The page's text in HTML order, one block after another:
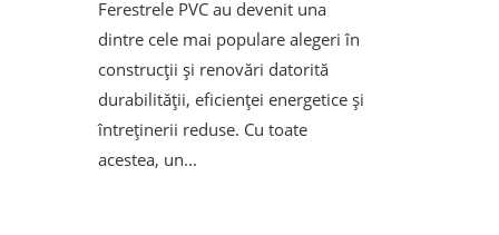
Ferestrele PVC au devenit una
dintre cele mai populare alegeri în
construcții și renovări datorită
durabilității, eficienței energetice și
întreținerii reduse. Cu toate
acestea, un...